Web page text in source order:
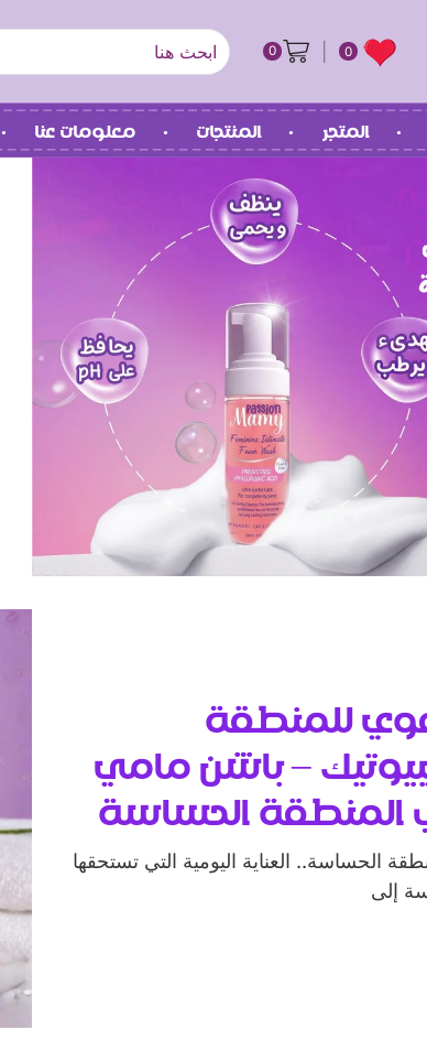
0
0
المتجر المنتجات معلومات عنا
للمنطقة
– باشن مامي
المنطقة الحساسة
الحساسة.. العناية اليومية التي تستحقها
إلى